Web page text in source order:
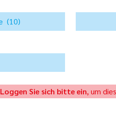
Loggen Sie sich bitte ein, um